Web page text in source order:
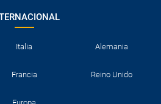
Italia Alemania
Francia Reino Unido